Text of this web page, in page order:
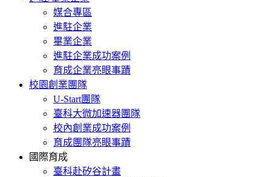
媒合專區
進駐企業
畢業企業
進駐企業成功案例
育成企業亮眼事蹟
校園創業團隊
U-Start團隊
臺科大微加速器團隊
校內創業成功案例
育成團隊亮眼事蹟
國際育成
臺科赴矽谷計畫